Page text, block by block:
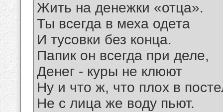
Жить на денежки «отца».
Ты всегда в меха одета
И тусовки без конца.
Папик он всегда при деле,
Денег - куры не клюют
Ну и что ж, что плох в
Не с лица же воду пьют.